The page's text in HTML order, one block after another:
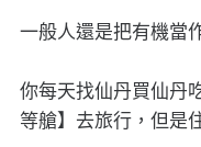
一般人還是把有機當
你每天找仙丹買仙丹
等艙】去旅行，但是